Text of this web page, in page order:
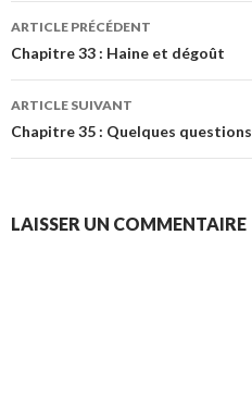
Navigation
des
articles
ARTICLE PRÉCÉDENT
Chapitre 33 : Haine et dégoût
ARTICLE SUIVANT
Chapitre 35 : Quelques questions
LAISSER UN COMMENTAIRE